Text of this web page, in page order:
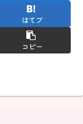
はてブ
コピー